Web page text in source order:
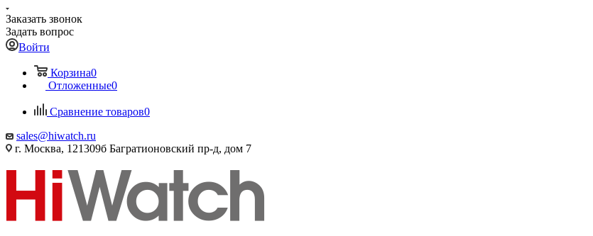
Заказать звонок
Задать вопрос
Войти
Корзина0
Отложенные0
Сравнение товаров0
sales@hiwatch.ru
г. Москва, 121309б Багратионовский пр-д, дом 7